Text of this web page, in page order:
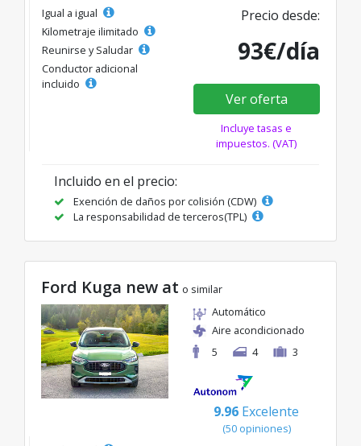
Igual a igual
Kilometraje ilimitado
Reunirse y Saludar
Conductor adicional
incluido
Precio desde:
93€/día
Ver oferta
Incluye tasas e
impuestos. (VAT)
Incluido en el precio:
Exención de daños por colisión (CDW)
La responsabilidad de terceros(TPL)
Ford Kuga new at o similar
Automático
Aire acondicionado
5
4 3
9.96 Excelente
(50 opiniones)